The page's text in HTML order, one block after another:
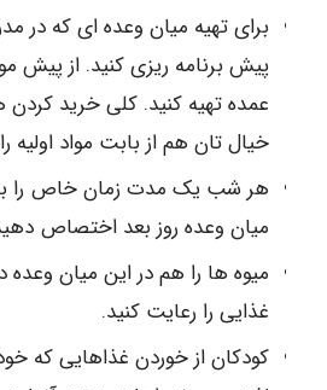
برای تهیه میان وعده ای که در
پیش برنامه ریزی کنید. از پیش
عمده تهیه کنید. کلی خرید کردن
خیال تان هم از بابت مواد
هر شب یک مدت زمان خاص را به
میان وعده روز بعد اختصاص
میوه ها را هم در این میان وعده
غذایی را رعایت کنید.
کودکان از خوردن غذاهایی که